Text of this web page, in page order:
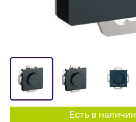
Есть в наличии